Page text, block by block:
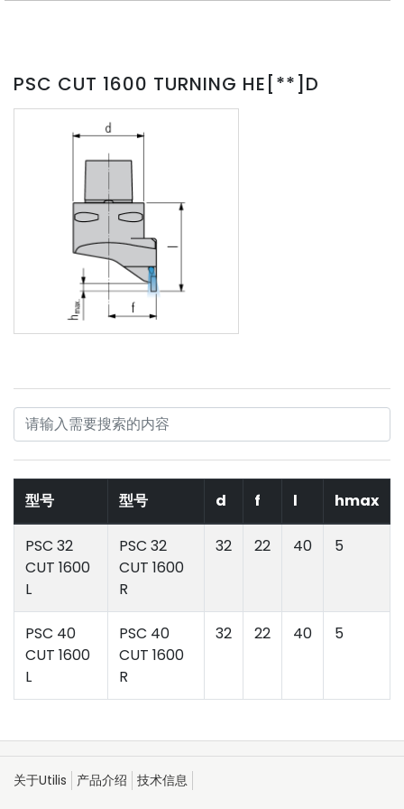
PSC CUT 1600 TURNING HE[**]D
型号 型号 d f l hmax
PSC 32
CUT 1600
L
PSC 32
CUT 1600
R
32 22 40 5
PSC 40
CUT 1600
L
PSC 40
CUT 1600
R
32 22 40 5
关于Utilis 产品介绍 技术信息